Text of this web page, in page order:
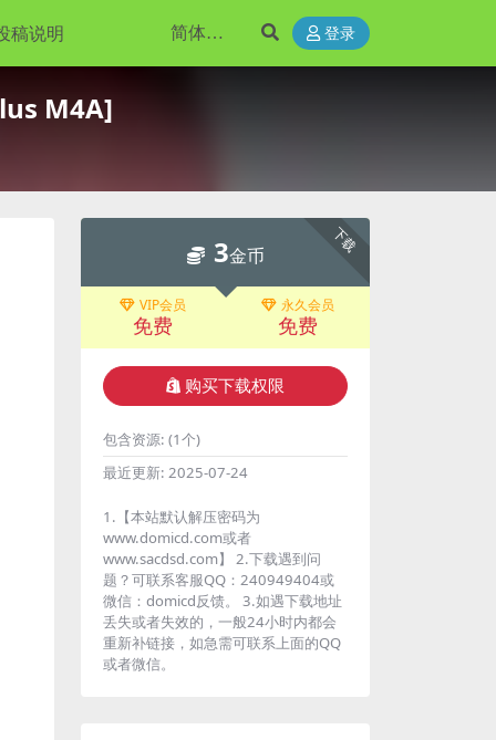
稿说明 登录
M4A]
下载
3金币
VIP会员
免费
永久会员
免费
购买下载权限
包含资源: (1个)
最近更新: 2025-07-24
1.【本站默认解压密码为
www.domicd.com或者
www.sacdsd.com】 2.下载遇到问
题？可联系客服QQ：240949404或
微信：domicd反馈。 3.如遇下载地址
丢失或者失效的，一般24小时内都会
重新补链接，如急需可联系上面的QQ
或者微信。